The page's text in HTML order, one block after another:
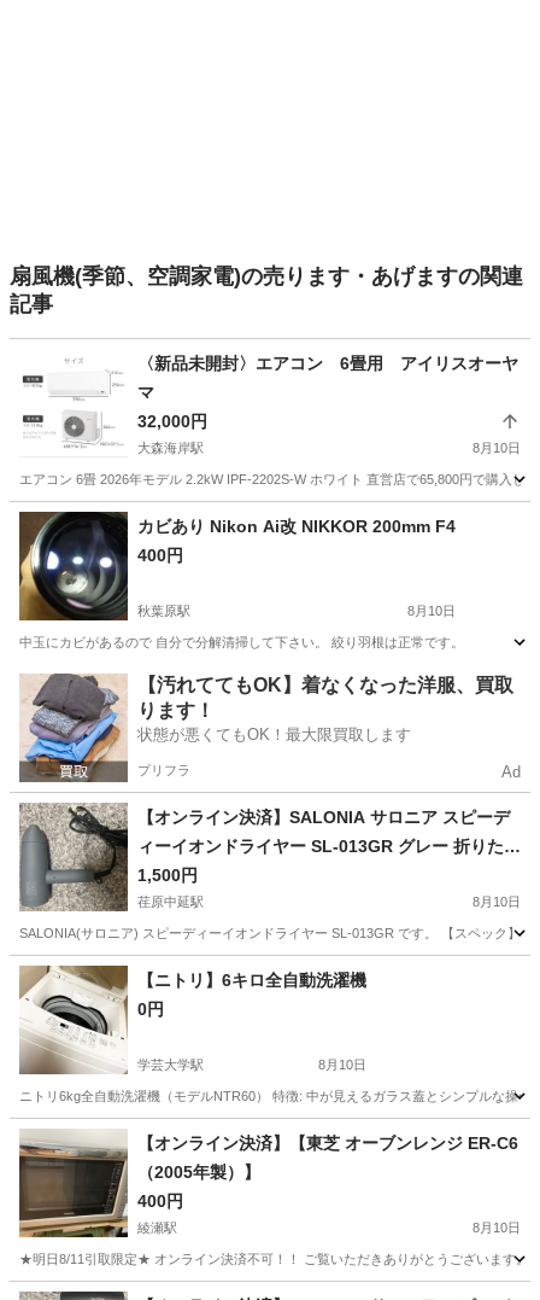
扇風機(季節、空調家電)の売ります・あげますの関連
記事
〈新品未開封〉エアコン 6畳用 アイリスオーヤ
マ
32,000円
大森海岸駅 8月10日
エアコン 6畳 2026年モデル 2.2kW IPF-2202S-W ホワイト 直営店で65,800円で購入
東京 大田区 大森海岸駅 季節、空調家電カビあり Nikon Ai改 NIKKOR 200mm F4
400円
秋葉原駅 8月10日
中玉にカビがあるので 自分で分解清掃して下さい。 絞り羽根は正常です。
東京 台東区 秋葉原駅 カメラ Nikon
【汚れててもOK】着なくなった洋服、買取
ります！
状態が悪くてもOK！最大限買取します
プリフラ Ad
【オンライン決済】SALONIA サロニア スピーデ
ィーイオンドライヤー SL-013GR グレー 折りたた
み 1200W
1,500円
荏原中延駅 8月10日
SALONIA(サロニア) スピーディーイオンドライヤー SL-013GR です。 【スペック】
東京 品川区 荏原中延駅 美容家電 サロニア
【ニトリ】6キロ全自動洗濯機
0円
学芸大学駅 8月10日
ニトリ6kg全自動洗濯機（モデルNTR60） 特徴: 中が見えるガラス蓋とシンプルな操
東京 目黒区 学芸大学駅 生活家電
【オンライン決済】【東芝 オーブンレンジ ER-C6
（2005年製）】
400円
綾瀬駅 8月10日
★明日8/11引取限定★ オンライン決済不可！！ ご覧いただきありがとうございます。
東京 足立区 綾瀬駅 キッチン家電